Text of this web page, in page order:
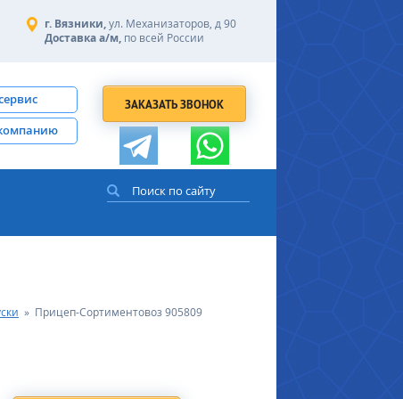
г. Вязники,ул. Механизаторов, д 90
Доставка а/м, по всей России
ЗАКАЗАТЬ ЗВОНОК
» Прицеп-Сортиментовоз 905809